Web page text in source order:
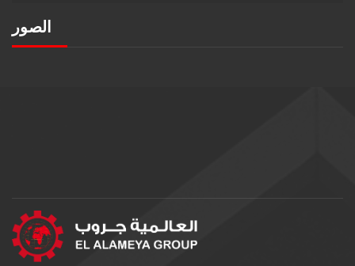
الصور